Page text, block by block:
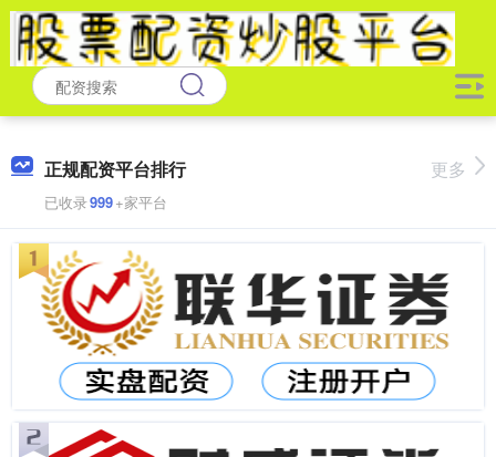
正规配资平台排行
已收录999+家平台
更多